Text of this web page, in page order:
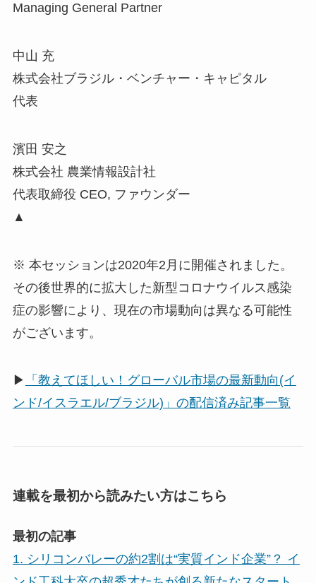
Managing General Partner
中山 充
株式会社ブラジル・ベンチャー・キャピタル
代表
濱田 安之
株式会社 農業情報設計社
代表取締役 CEO, ファウンダー
▲
※ 本セッションは2020年2月に開催されました。
その後世界的に拡大した新型コロナウイルス感染
症の影響により、現在の市場動向は異なる可能性
がございます。
▶
「教えてほしい！グローバル市場の最新動向(イ
ンド/イスラエル/ブラジル)」の配信済み記事一覧
連載を最初から読みたい方はこちら
最初の記事
1. シリコンバレーの約2割は“実質インド企業”？ イ